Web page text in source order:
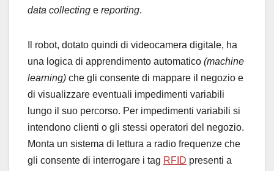
data collecting e reporting.
Il robot, dotato quindi di videocamera digitale, ha
una logica di apprendimento automatico (machine
learning) che gli consente di mappare il negozio e
di visualizzare eventuali impedimenti variabili
lungo il suo percorso. Per impedimenti variabili si
intendono clienti o gli stessi operatori del negozio.
Monta un sistema di lettura a radio frequenze che
gli consente di interrogare i tag RFID presenti a